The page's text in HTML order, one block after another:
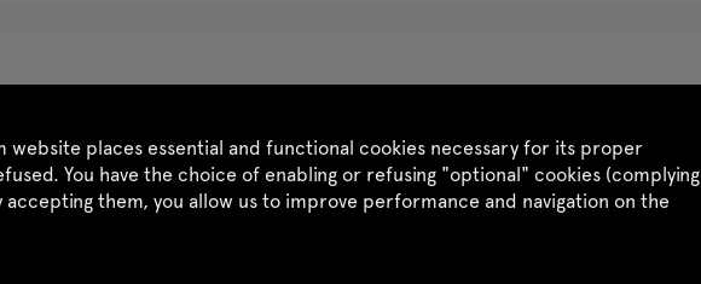
website places essential and functional cookies necessary for its proper
You have the choice of enabling or refusing "optional" cookies (complying
accepting them, you allow us to improve performance and navigation on the
policy CGU / CGV Site map